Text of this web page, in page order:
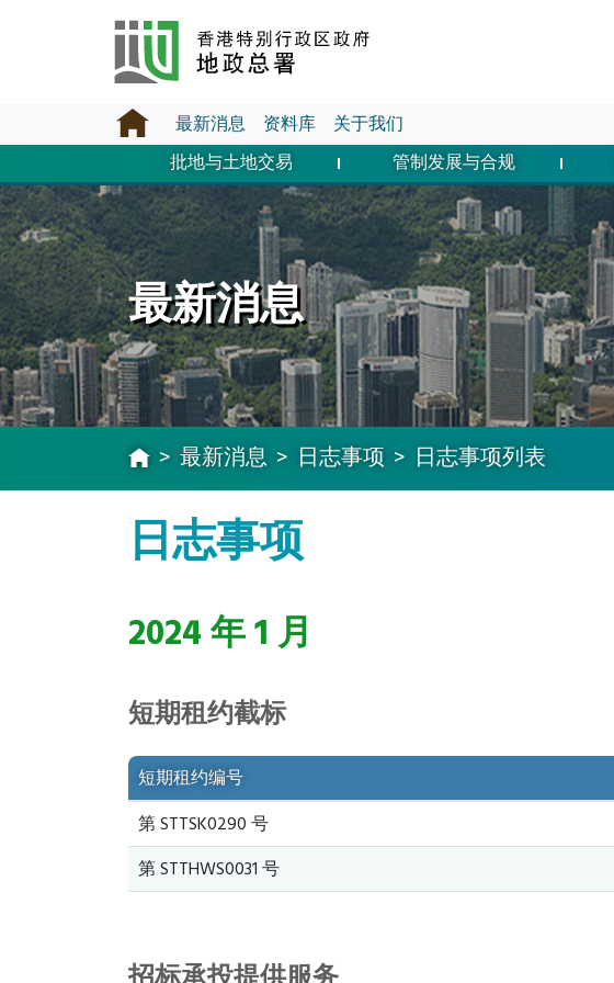
最新消息 资料库
关于我们
批地与土地交易
管制发展与合规
最新消息
最新消息 日志事项 日志事项列表
日志事项
2024 年 1 月
短期租约截标
短期租约编号
第 STTSK0290 号
第 STTHWS0031 号